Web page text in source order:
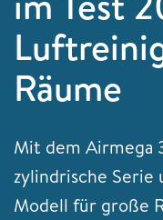
Räume
Mit dem Airmega
zylindrische Serie
Modell für große